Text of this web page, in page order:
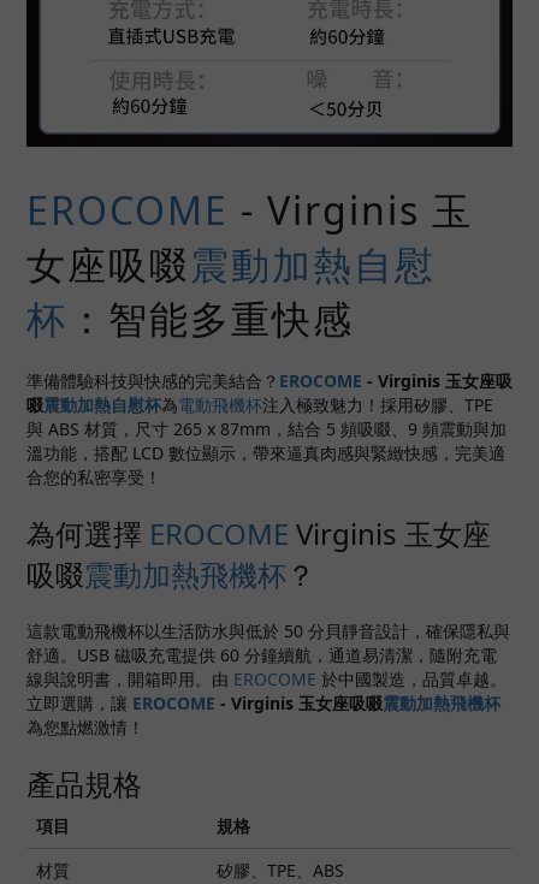
EROCOME - Virginis 玉
女座吸啜震動加熱自慰
杯 ：智能多重快感
準備體驗科技與快感的完美結合？ EROCOME - Virginis 玉女座吸
啜震動加熱自慰杯為電動飛機杯注入極致魅力！採用矽膠、TPE
與 ABS 材質，尺寸 265 x 87mm，結合 5 頻吸啜、9 頻震動與加
溫功能，搭配 LCD 數位顯示，帶來逼真肉感與緊緻快感，完美適
合您的私密享受！
為何選擇 EROCOME Virginis 玉女座
吸啜震動加熱飛機杯？
這款電動飛機杯以生活防水與低於 50 分貝靜音設計，確保隱私與
舒適。USB 磁吸充電提供 60 分鐘續航，通道易清潔，隨附充電
線與說明書，開箱即用。由 EROCOME 於中國製造，品質卓越。
立即選購，讓 EROCOME - Virginis 玉女座吸啜震動加熱飛機杯
為您點燃激情！
產品規格
項目
規格
材質
矽膠、TPE、ABS